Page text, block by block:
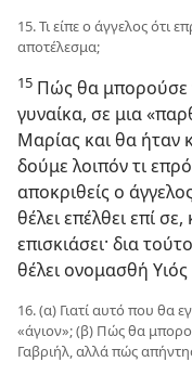
15. Τι είπε ο άγγελος ότι
αποτέλεσμα;
15 Πώς θα μπορούσε
γυναίκα, σε μια
Μαρίας και θα ήταν
δούμε λοιπόν τι
αποκριθείς ο
θέλει επέλθει επί
επισκιάσει· δια
θέλει ονομασθή
16. (α) Γιατί αυτό που θα
«άγιον»; (β) Πώς θα
Γαβριήλ, αλλά πώς